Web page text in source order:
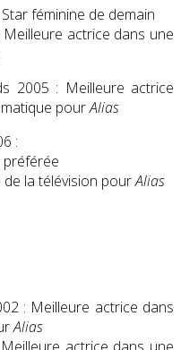
féminine de demain
actrice dans une
2005 : Meilleure actrice
pourAlias
:
préférée
de la télévision pourAlias
: Meilleure actrice dans
Alias